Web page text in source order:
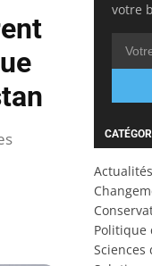
votre
Politique
Sciences